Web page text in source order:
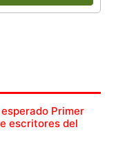
Primer
escritores del